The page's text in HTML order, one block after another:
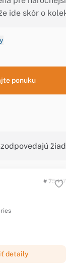
ide skôr o
ponuku
# 75417
detaily